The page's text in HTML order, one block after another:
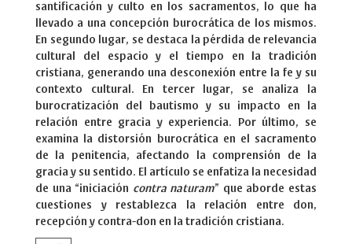
santificación y culto en los sacramentos, lo que ha
llevado a una concepción burocrática de los mismos.
En segundo lugar, se destaca la pérdida de relevancia
cultural del espacio y el tiempo en la tradición
cristiana, generando una desconexión entre la fe y su
contexto cultural. En tercer lugar, se analiza la
burocratización del bautismo y su impacto en la
relación entre gracia y experiencia. Por último, se
examina la distorsión burocrática en el sacramento
de la penitencia, afectando la comprensión de la
gracia y su sentido. El artículo se enfatiza la necesidad
de una “iniciación contra naturam” que aborde estas
cuestiones y restablezca la relación entre don,
recepción y contra-don en la tradición cristiana.